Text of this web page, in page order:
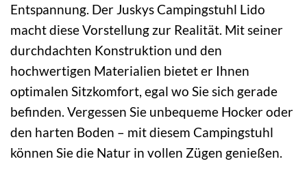
Entspannung. Der Juskys Campingstuhl Lido
macht diese Vorstellung zur Realität. Mit seiner
durchdachten Konstruktion und den
hochwertigen Materialien bietet er Ihnen
optimalen Sitzkomfort, egal wo Sie sich gerade
befinden. Vergessen Sie unbequeme Hocker oder
den harten Boden – mit diesem Campingstuhl
können Sie die Natur in vollen Zügen genießen.